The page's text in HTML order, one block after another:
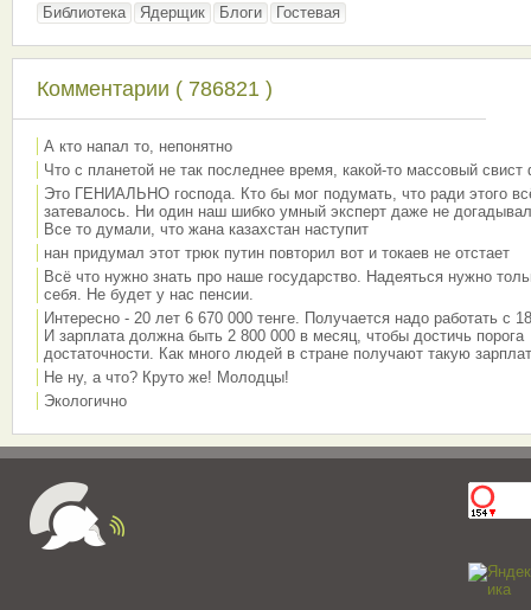
Библиотека
Ядерщик Блоги Гостевая
Комментарии ( 786821 )
А кто напал то, непонятно
Что с планетой не так последнее время, какой-то массовый свист
Это ГЕНИАЛЬНО господа. Кто бы мог подумать, что ради этого
затевалось. Ни один наш шибко умный эксперт даже не
Все то думали, что жана казахстан наступит
нан придумал этот трюк путин повторил вот и токаев не отстает
Всё что нужно знать про наше государство. Надеяться нужно
себя. Не будет у нас пенсии.
Интересно - 20 лет 6 670 000 тенге. Получается надо работать с
И зарплата должна быть 2 800 000 в месяц, чтобы достичь порога
достаточности. Как много людей в стране получают такую
Не ну, а что? Круто же! Молодцы!
Экологично